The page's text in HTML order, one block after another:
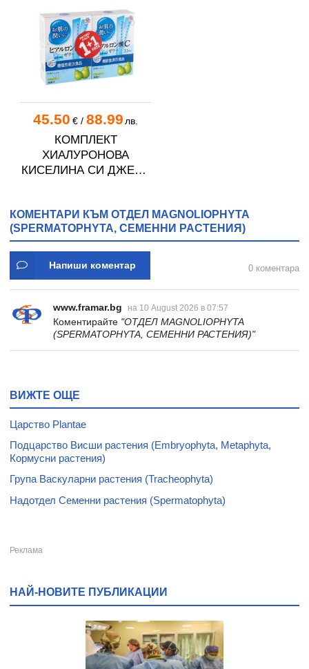
45.50 €/ 88.99 лв.
КОМПЛЕКТ
ХИАЛУРОНОВА
КИСЕЛИНА СИ ДЖЕЛИ
КОМЕНТАРИ КЪМ ОТДЕЛ MAGNOLIOPHYTA
(SPERMATOPHYTA, СЕМЕННИ РАСТЕНИЯ)
Напиши коментар 0 коментара
www.framar.bg на 10 August 2026 в 07:57
Коментирайте "ОТДЕЛ MAGNOLIOPHYTA
(SPERMATOPHYTA, СЕМЕННИ РАСТЕНИЯ)"
ВИЖТЕ ОЩЕ
Царство Plantae
Подцарство Висши растения (Embryophyta, Metaphyta,
Кормусни растения)
Група Васкуларни растения (Tracheophyta)
Надотдел Семенни растения (Spermatophyta)
НАЙ-НОВИТЕ ПУБЛИКАЦИИ